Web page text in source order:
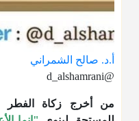
أ.د. صالح الشمراني
@d_alshamrani
من أخرج زكاة الفطر